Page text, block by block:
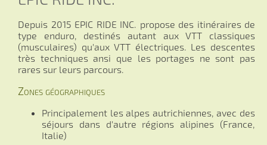
Depuis 2015 EPIC RIDE INC. propose des itinéraires de
type enduro, destinés autant aux VTT classiques
(musculaires) qu'aux VTT électriques. Les descentes
très techniques ansi que les portages ne sont pas
rares sur leurs parcours.
Zones géographiques
Principalement les alpes autrichiennes, avec des
séjours dans d'autre régions alipines (France,
Italie)